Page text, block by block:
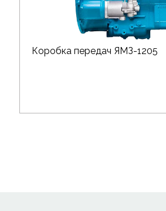
Коробка передач ЯМЗ-1205